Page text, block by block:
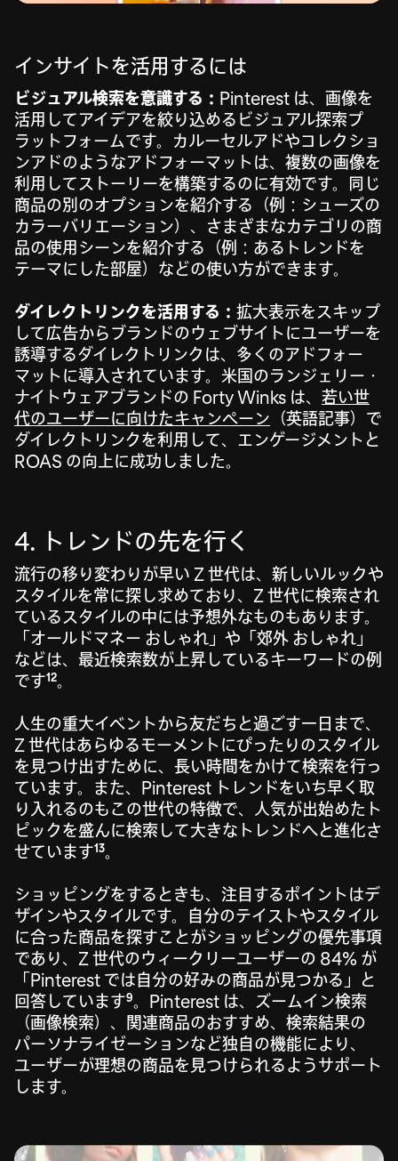
インサイトを活用するには
ビジュアル検索を意識する： Pinterest は、画像を
活用してアイデアを絞り込めるビジュアル探索プ
ラットフォームです。カルーセルアドやコレクショ
ンアドのようなアドフォーマットは、複数の画像を
利用してストーリーを構築するのに有効です。同じ
商品の別のオプションを紹介する（例：シューズの
カラーバリエーション）、さまざまなカテゴリの商
品の使用シーンを紹介する（例：あるトレンドを
テーマにした部屋）などの使い方ができます。
ダイレクトリンクを活用する： 拡大表示をスキップ
して広告からブランドのウェブサイトにユーザーを
誘導するダイレクトリンクは、多くのアドフォー
マットに導入されています。米国のランジェリー・
ナイトウェアブランドの Forty Winks は、 若い世
代のユーザーに向けたキャンペーン （英語記事）で
ダイレクトリンクを利用して、エンゲージメントと
ROAS の向上に成功しました。
4. トレンドの先を行く
流行の移り変わりが早い Z 世代は、新しいルックや
スタイルを常に探し求めており、Z 世代に検索され
ているスタイルの中には予想外なものもあります。
「オールドマネー おしゃれ」や「郊外 おしゃれ」
などは、最近検索数が上昇しているキーワードの例
です12。
人生の重大イベントから友だちと過ごす一日まで、
Z 世代はあらゆるモーメントにぴったりのスタイル
を見つけ出すために、長い時間をかけて検索を行っ
ています。また、Pinterest トレンドをいち早く取
り入れるのもこの世代の特徴で、人気が出始めたト
ピックを盛んに検索して大きなトレンドへと進化さ
せています13。
ショッピングをするときも、注目するポイントはデ
ザインやスタイルです。自分のテイストやスタイル
に合った商品を探すことがショッピングの優先事項
であり、Z 世代のウィークリーユーザーの 84% が
「Pinterest では自分の好みの商品が見つかる」と
回答しています9 。Pinterest は、ズームイン検索
（画像検索）、関連商品のおすすめ、検索結果の
パーソナライゼーションなど独自の機能により、
ユーザーが理想の商品を見つけられるようサポート
します。